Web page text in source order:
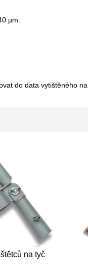
µm.
do data vytištěného
na tyč